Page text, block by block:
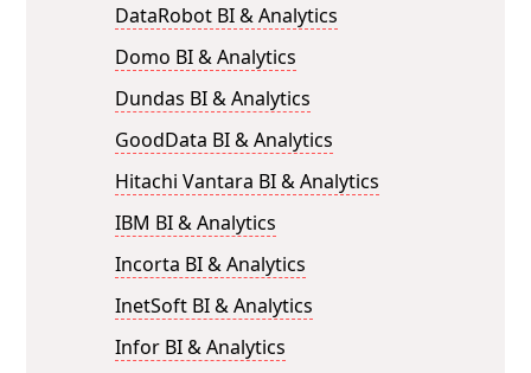
DataRobot BI & Analytics
Domo BI & Analytics
Dundas BI & Analytics
GoodData BI & Analytics
Hitachi Vantara BI & Analytics
IBM BI & Analytics
Incorta BI & Analytics
InetSoft BI & Analytics
Infor BI & Analytics